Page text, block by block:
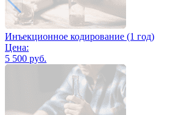
Инъекционное кодирование (1 год)
Цена:
5 500 руб.